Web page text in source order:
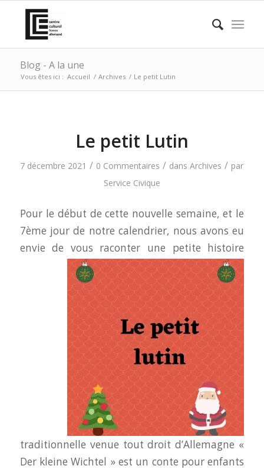
Blog - A la une
Vous êtes ici : Accueil / Archives / Le petit Lutin
Le petit Lutin
7 décembre 2021 / 0 Commentaires / dansArchives / par
Service Civique
Pour le début de cette nouvelle semaine, et le
7ème jour de notre calendrier, nous avons eu
envie de vous raconter une petite histoire
traditionnelle venue tout droit d’Allemagne «
Der kleine Wichtel » est un conte pour enfants